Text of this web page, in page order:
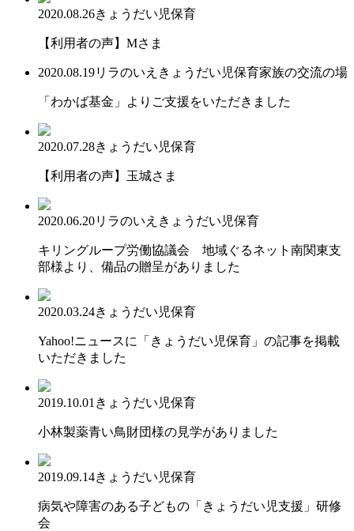
2020.08.26きょうだい児保育
【利用者の声】Mさま
2020.08.19リラのいえ きょうだい児保育家族の交流の場
「わかば基金」よりご支援をいただきました
2020.07.28きょうだい児保育
【利用者の声】玉城さま
2020.06.20リラのいえ きょうだい児保育
キリングループ労働協議会 地域ぐるネット南関東支
部様より、備品の贈呈がありました
2020.03.24きょうだい児保育
Yahoo!ニュースに「きょうだい児保育」の記事を掲載
いただきました
2019.10.01 きょうだい児保育
小林製薬青い鳥財団様の見学がありました
2019.09.14きょうだい児保育
病気や障害のある子どもの「きょうだい児支援」研修
会